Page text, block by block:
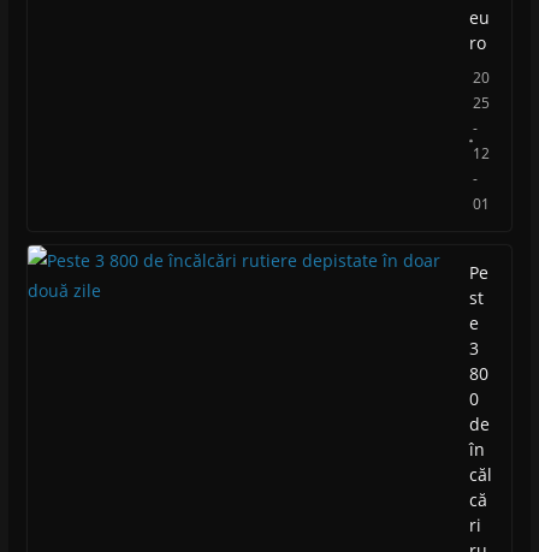
eu
ro
20
25
-
12
-
01
Pe
st
e
3
80
0
de
în
căl
că
ri